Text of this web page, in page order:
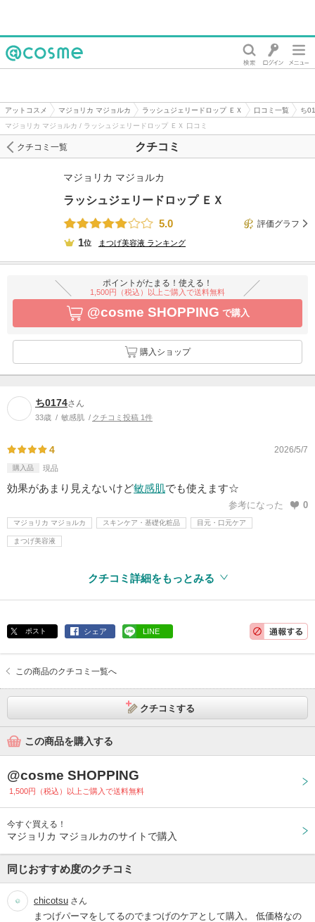
アットコスメ マジョリカ マジョルカ ラッシュジェリードロップ ＥＸ 口コミ一覧
ち
マジョリカ マジョルカ / ラッシュジェリードロップ ＥＸ 口コミ
クチコミ
クチコミ一覧
マジョリカ マジョルカ
ラッシュジェリードロップ ＥＸ
5.0
評価グラフ
1位 まつげ美容液 ランキング
ポイントがたまる！使える！
1,500円（税込）以上ご購入で送料無料
@cosme SHOPPING で購入
購入ショップ
ち0174さん
33歳 敏感肌 クチコミ投稿 1件
4 2026/5/7
購入品 現品
効果があまり見えないけど敏感肌でも使えます☆
参考になった 0
マジョリカ マジョルカ スキンケア・基礎化粧品 目元・口元ケア
まつげ美容液
クチコミ詳細をもっとみる
ポスト シェア LINE
この商品のクチコミ一覧へ
クチコミする
この商品を購入する
@cosme SHOPPING
1,500円（税込）以上ご購入で送料無料
今すぐ買える！
マジョリカ マジョルカのサイトで購入
同じおすすめ度のクチコミ
chicotsu さん
まつげパーマをしてるのでまつげのケアとして購入。 低価格なの